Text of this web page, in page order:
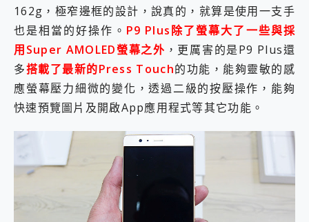
162g，極窄邊框的設計，說真的，就算是使用一支手
也是相當的好操作。 P9 Plus除了螢幕大了一些與採
用Super AMOLED螢幕之外 ，更厲害的是P9 Plus還
多搭載了最新的Press Touch的功能，能夠靈敏的感
應螢幕壓力細微的變化，透過二級的按壓操作，能夠
快速預覽圖片及開啟App應用程式等其它功能。